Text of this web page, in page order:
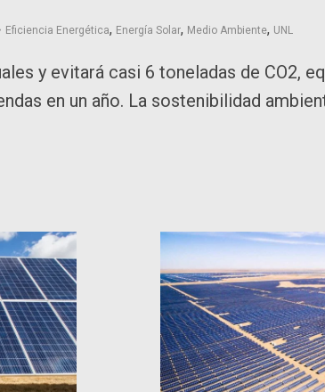
Eficiencia Energética, Energía Solar, Medio Ambiente, UNL
y evitará casi 6 toneladas de CO2,
en un año. La sostenibilidad